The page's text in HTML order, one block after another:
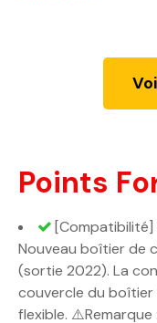
Points
[Compatibilité]
Nouveau boîtier de
(sortie 2022). La
couvercle du boîtier
flexible. ⚠️Remarque